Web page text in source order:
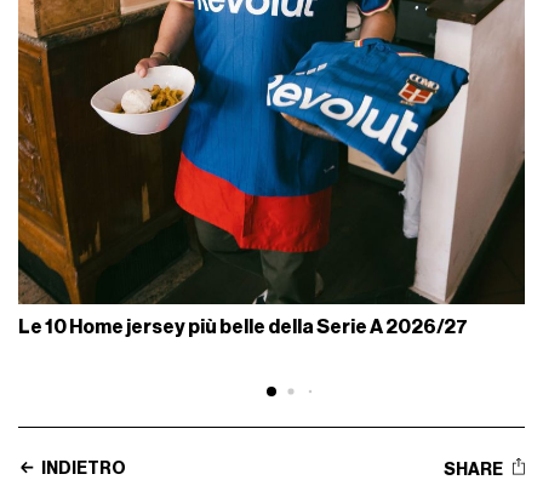
Le 10 Home jersey più belle della Serie A 2026/27
INDIETRO SHARE